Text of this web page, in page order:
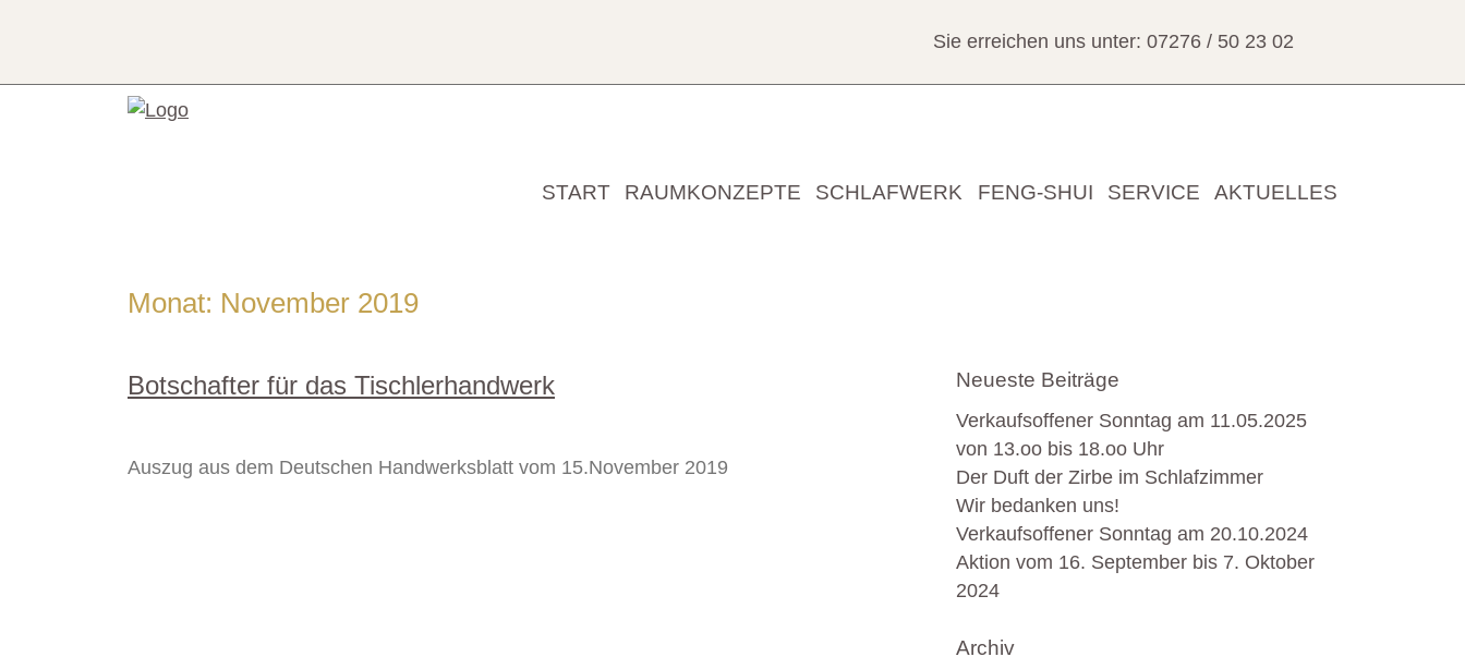
Sie erreichen uns unter: 07276 / 50 23 02
START RAUMKONZEPTE SCHLAFWERK FENG-SHUI SERVICE AKTUELLES
Monat: November 2019
Botschafter für das Tischlerhandwerk
Auszug aus dem Deutschen Handwerksblatt vom 15.November 2019
Neueste Beiträge
Verkaufsoffener Sonntag am 11.05.2025
von 13.oo bis 18.oo Uhr
Der Duft der Zirbe im Schlafzimmer
Wir bedanken uns!
Verkaufsoffener Sonntag am 20.10.2024
Aktion vom 16. September bis 7. Oktober
2024
Archiv